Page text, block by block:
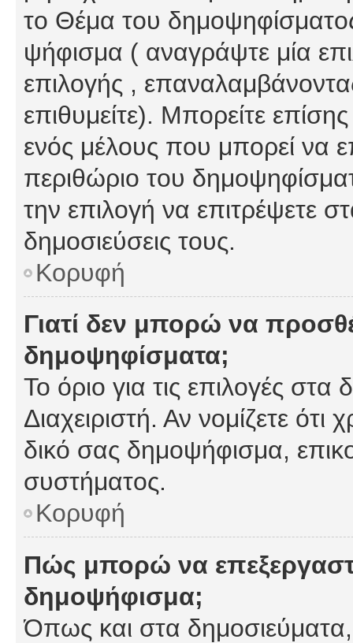
το Θέμα του
ψήφισμα ( αναγράψτε μία
επιλογής ,
επιθυμείτε). Μπορείτε
ενός μέλους που μπορεί να
περιθώριο του
την επιλογή να επιτρέψετε
δημοσιεύσεις τους.
Κορυφή
Γιατί δεν μπορώ να
δημοψηφίσματα;
Το όριο για τις επιλογές
Διαχειριστή. Αν νομίζετε ότι
δικό σας δημοψήφισμα,
συστήματος.
Κορυφή
Πώς μπορώ να
δημοψήφισμα;
Όπως και στα